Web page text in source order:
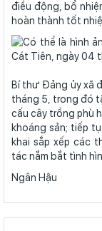
điều động, bổ
hoàn thành tốt
Bí thư Đảng ủy xã
tháng 5, trong đó
cấu cây trồng phù
khoáng sản; tiếp
khai sắp xếp các
tác nắm bắt tình
Ngân Hậu